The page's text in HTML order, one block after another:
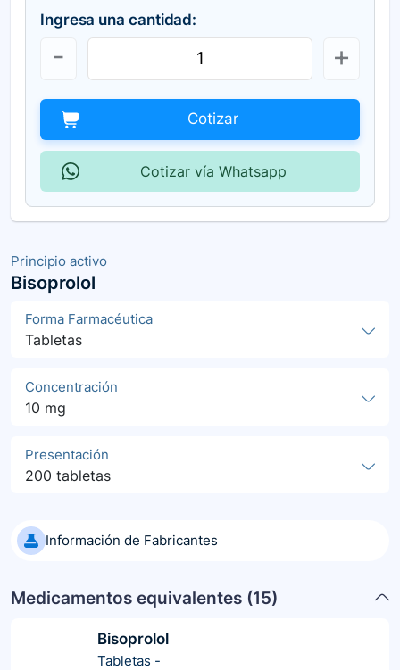
Principio activo
Bisoprolol
Forma Farmacéutica
Tabletas
Concentración
10 mg
Presentación
200 tabletas
Información de Fabricantes
Medicamentos equivalentes (15)
Bisoprolol
Tabletas -
Ingresa una cantidad:
Cotizar
Cotizar vía Whatsapp